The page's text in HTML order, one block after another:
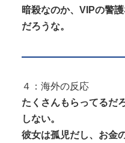
暗殺なのか、VIPの警
だろうな。
４：海外の反応
たくさんもらってるだ
しない。
彼女は孤児だし、お金